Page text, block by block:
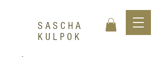
SASCHA
KULPOK